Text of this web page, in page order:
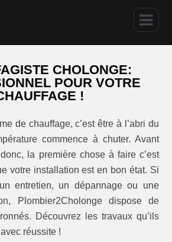
CHOLONGE:
POUR VOTRE
!
de chauffage, c’est être à l’abri du
commence à chuter. Avant
donc, la première chose à faire c’est
votre installation est en bon état. Si
entretien, un dépannage ou une
Plombier2Cholonge dispose de
Découvrez les travaux qu’ils
réussite !